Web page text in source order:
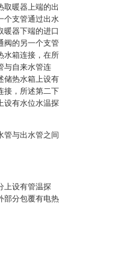
取暖器上端的出
个支管通过出水
暖器下端的进口
阀的另一个支管
水箱连接，在所
与自来水管连
储热水箱上设有
接，所述第二下
设有水位水温探
管与出水管之间
上设有管温探
部分包覆有电热